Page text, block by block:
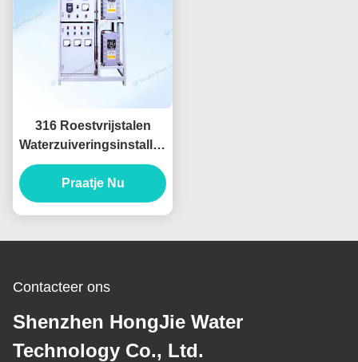
316 Roestvrijstalen
Waterzuiveringsinstallatie
30 ton/uur Industriële
Ultrazuiver
Watersystemen
Praatje Nu
Contacteer ons
Shenzhen HongJie Water
Technology Co., Ltd.